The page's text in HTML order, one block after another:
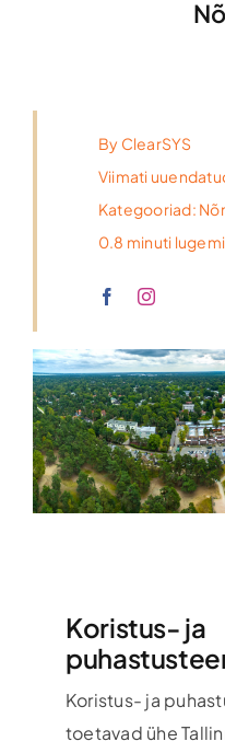
By ClearSYS
Viimati
Kategooriad:
0.8 minuti
Koristus- ja
Koristus- ja
toetavad ühe